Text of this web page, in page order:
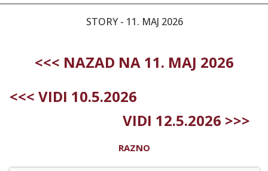
STORY - 11. MAJ 2026
<<< NAZAD NA 11. MAJ 2026
<<< VIDI 10.5.2026
VIDI 12.5.2026 >>>
RAZNO